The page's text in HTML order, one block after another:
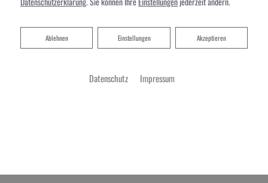
Akzeptieren
Einstellungen
Ablehnen
Ablehnen
Datenschutz Impressum